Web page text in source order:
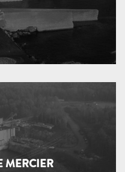
MERCIER